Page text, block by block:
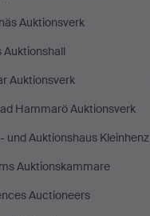
Auktionsverk
Auktionshall
Auktionsverk
Hammarö Auktionsverk
und Auktionshaus Kleinhenz
Auktionskammare
Auctioneers